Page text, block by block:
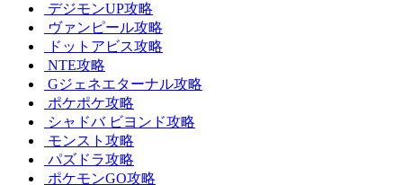
デジモンUP攻略
ヴァンピール攻略
ドットアビス攻略
NTE攻略
Gジェネエターナル攻略
ポケポケ攻略
シャドバ ビヨンド攻略
モンスト攻略
パズドラ攻略
ポケモンGO攻略